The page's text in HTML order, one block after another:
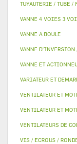
TUYAUTERIE / TUBE /
VANNE 4 VOIES 3
VANNE A BOULE
VANNE
VANNE ET
VARIATEUR ET
VENTILATEUR ET
VENTILATEUR ET
VENTILATEURS DE
VIS / ECROUS /